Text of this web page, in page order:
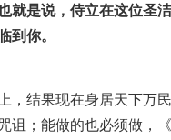
就是说，侍立在这位圣
到你。
，结果现在身居天下万
诅；能做的也必须做，